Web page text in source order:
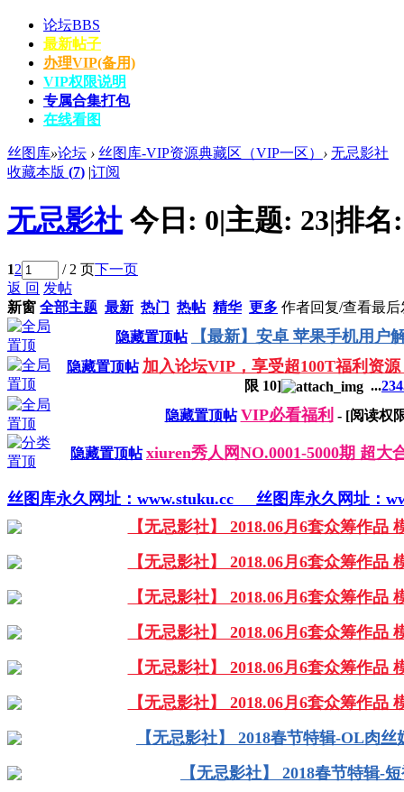
论坛BBS
最新帖子
办理VIP(备用)
VIP权限说明
专属合集打包
在线看图
丝图库»论坛 › 丝图库-VIP资源典藏区（VIP一区） › 无忌影社
收藏本版 (7) |订阅
无忌影社 今日: 0|主题: 23|排
12 / 2 页下一页
返 回 发帖
新窗 全部主题 最新 热门 热帖 精华 更多 作者回复/查看最后
隐藏置顶帖
【最新】安卓 苹果手机用户
隐藏置顶帖 加入论坛VIP，享受超100T福利资
限 10] ...234
隐藏置顶帖 VIP必看福利 - [阅读权
隐藏置顶帖 xiuren秀人网NO.0001-5000期 超大
丝图库永久网址：www.stuku.cc 丝图库永久网址：
【无忌影社】 2018.06月6套众筹作品
【无忌影社】 2018.06月6套众筹作品
【无忌影社】 2018.06月6套众筹作品
【无忌影社】 2018.06月6套众筹作品
【无忌影社】 2018.06月6套众筹作品
【无忌影社】 2018.06月6套众筹作品
【无忌影社】 2018春节特辑-OL肉丝
【无忌影社】 2018春节特辑-